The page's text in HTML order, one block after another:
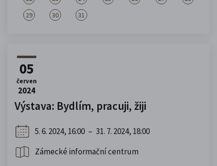
29
30 31
05
červen
2024
Výstava: Bydlím, pracuji, žiji
5. 6. 2024, 16:00 – 31. 7. 2024, 18:00
Zámecké informační centrum